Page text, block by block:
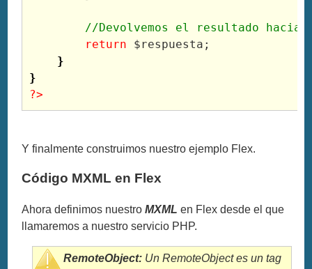
//Devolvemos el resultado hacia
return
$respuesta ;
}
}
?>
Y finalmente construimos nuestro ejemplo Flex.
Código MXML en Flex
Ahora definimos nuestroMXML en Flex desde el que
llamaremos a nuestro servicio PHP.
RemoteObject: Un RemoteObject es un tag